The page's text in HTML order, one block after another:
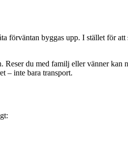
byggas upp. I stället för
du med familj eller vänner
– inte bara transport.